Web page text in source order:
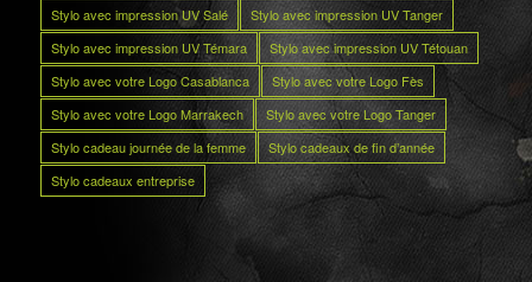
Stylo avec impression UV Salé
Stylo avec impression UV Tanger
Stylo avec impression UV Témara
Stylo avec impression UV Tétouan
Stylo avec votre Logo Casablanca
Stylo avec votre Logo Fès
Stylo avec votre Logo Marrakech
Stylo avec votre Logo Tanger
Stylo cadeau journée de la femme
Stylo cadeaux de fin d’année
Stylo cadeaux entreprise